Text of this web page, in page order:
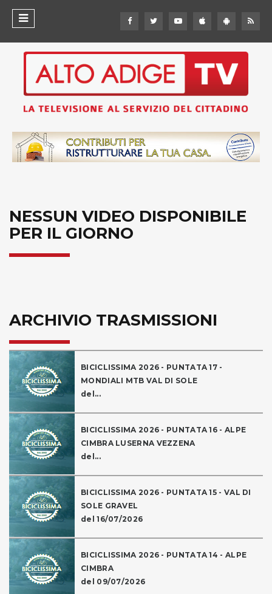
NESSUN VIDEO DISPONIBILE
PER IL GIORNO
ARCHIVIO TRASMISSIONI
BICICLISSIMA 2026 - PUNTATA 17 -
MONDIALI MTB VAL DI SOLE
del...
BICICLISSIMA 2026 - PUNTATA 16 - ALPE
CIMBRA LUSERNA VEZZENA
del...
BICICLISSIMA 2026 - PUNTATA 15 - VAL DI
SOLE GRAVEL
del 16/07/2026
BICICLISSIMA 2026 - PUNTATA 14 - ALPE
CIMBRA
del 09/07/2026